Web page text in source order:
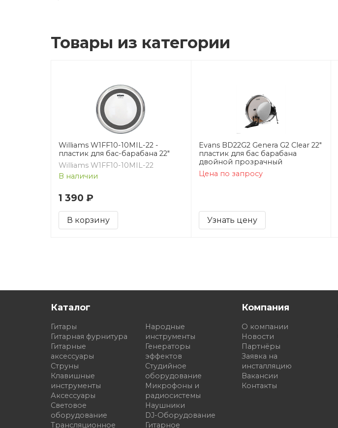
Товары из категории
Williams W1FF10-10MIL-22 -
пластик для бас-барабана 22"
Williams W1FF10-10MIL-22
В наличии
1 390 ₽
В корзину
Evans BD22G2 Genera G2 Clear 22"
пластик для бас барабана
двойной прозрачный
Цена по запросу
Узнать цену
Каталог
Гитары
Гитарная фурнитура
Гитарные
аксессуары
Струны
Клавишные
инструменты
Аксессуары
Световое
оборудование
Трансляционное
Народные
инструменты
Генераторы
эффектов
Студийное
оборудование
Микрофоны и
радиосистемы
Наушники
DJ-Оборудование
Гитарное
Компания
О компании
Новости
Партнёры
Заявка на
инсталляцию
Вакансии
Контакты